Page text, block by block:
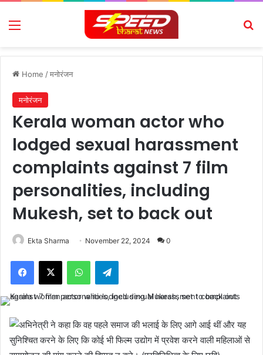
Menu
Home /मनोरंजन
मनोरंजन
Kerala woman actor who
lodged sexual harassment
complaints against 7 film
personalities, including
Mukesh, set to back out
Ekta Sharma November 22, 2024 0
Facebook
X WhatsAppTelegram